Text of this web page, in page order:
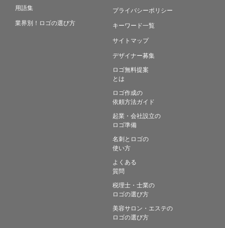
用語集
業界別！ロゴの選び方
プライバシーポリシー
キーワード一覧
サイトマップ
デザイナー募集
ロゴ無料提案
とは
ロゴ作成の
依頼方法ガイド
起業・会社設立の
ロゴ準備
名刺とロゴの
使い方
よくある
質問
税理士・士業の
ロゴの選び方
美容サロン・エステの
ロゴの選び方